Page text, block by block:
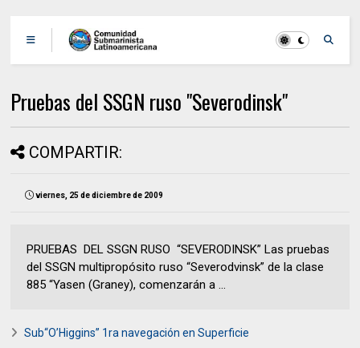
Pruebas del SSGN ruso "Severodinsk"
COMPARTIR:
viernes, 25 de diciembre de 2009
PRUEBAS DEL SSGN RUSO “SEVERODINSK” Las pruebas
del SSGN multipropósito ruso “Severodvinsk” de la clase
885 “Yasen (Graney), comenzarán a ...
Sub“O’Higgins” 1ra navegación en Superficie